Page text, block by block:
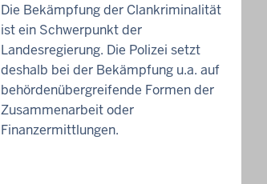
Die Bekämpfung der Clankriminalität
ist ein Schwerpunkt der
Landesregierung. Die Polizei setzt
deshalb bei der Bekämpfung u.a. auf
behördenübergreifende Formen der
Zusammenarbeit oder
Finanzermittlungen.